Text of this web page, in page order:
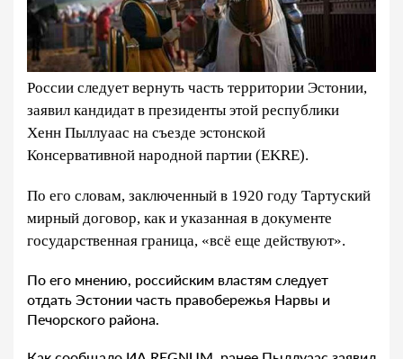
России следует вернуть часть территории Эстонии,
заявил кандидат в президенты этой республики
Хенн Пыллуаас на съезде эстонской
Консервативной народной партии (EKRE).
По его словам, заключенный в 1920 году Тартуский
мирный договор, как и указанная в документе
государственная граница, «всё еще действуют».
По его мнению, российским властям следует
отдать Эстонии часть правобережья Нарвы и
Печорского района.